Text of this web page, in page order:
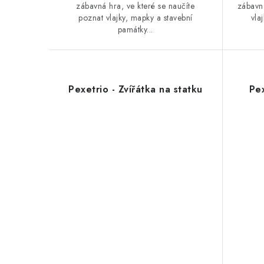
zábavná hra, ve které se naučíte
poznat vlajky, mapky a stavební
památky...
Pexetrio - Zvířátka na statku